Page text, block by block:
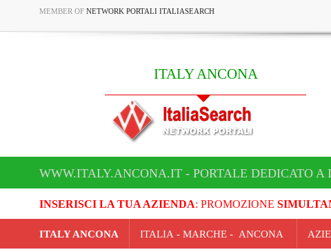
MEMBER OF NETWORK PORTALI ITALIASEARCH
ITALY ANCONA
WWW.ITALY.ANCONA.IT - PORTALE DEDICATO A
INSERISCI LA TUA AZIENDA: PROMOZIONE
ITALY ANCONA ITALIA - MARCHE - ANCONA